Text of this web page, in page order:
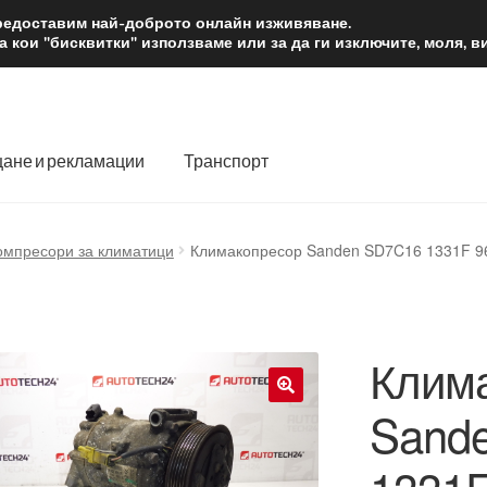
лв.
и рекламации Транспорт
за климатици Климакопресор Sanden SD7C16 1331F
най-доброто онлайн изживяване.
"бисквитки" използваме или за да ги изключите, моля,